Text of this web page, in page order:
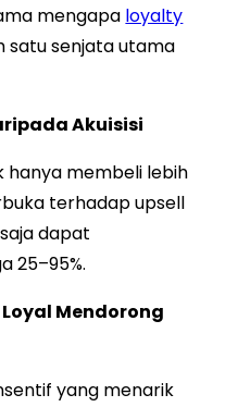
mengapa loyalty
satu senjata utama
Akuisisi
hanya membeli lebih
terhadap upsell
dapat
25–95%.
Mendorong
yang menarik